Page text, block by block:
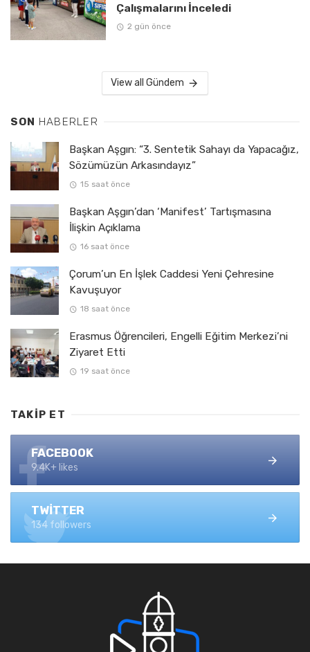
Çalışmalarını İnceledi
2 gün önce
View all Gündem
SON HABERLER
Başkan Aşgın: “3. Sentetik Sahayı da Yapacağız,
Sözümüzün Arkasındayız”
15 saat önce
Başkan Aşgın’dan ‘Manifest’ Tartışmasına
İlişkin Açıklama
16 saat önce
Çorum’un En İşlek Caddesi Yeni Çehresine
Kavuşuyor
18 saat önce
Erasmus Öğrencileri, Engelli Eğitim Merkezi’ni
Ziyaret Etti
19 saat önce
TAKIP ET
FACEBOOK
9.4K+ likes
TWITTER
134 followers